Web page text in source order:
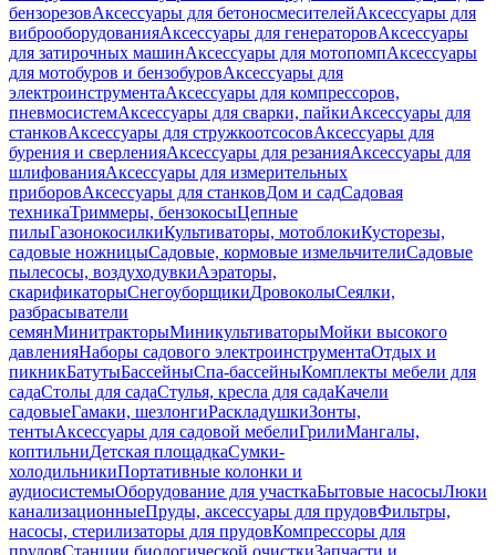
бензорезовАксессуары для бетоносмесителейАксессуары для
виброоборудованияАксессуары для генераторовАксессуары
для затирочных машинАксессуары для мотопомпАксессуары
для мотобуров и бензобуровАксессуары для
электроинструментаАксессуары для компрессоров,
пневмосистемАксессуары для сварки, пайкиАксессуары для
станковАксессуары для стружкоотсосовАксессуары для
бурения и сверленияАксессуары для резанияАксессуары для
шлифованияАксессуары для измерительных
приборовАксессуары для станковДом и садСадовая
техникаТриммеры, бензокосыЦепные
пилыГазонокосилкиКультиваторы, мотоблокиКусторезы,
садовые ножницыСадовые, кормовые измельчителиСадовые
пылесосы, воздуходувкиАэраторы,
скарификаторыСнегоуборщикиДровоколыСеялки,
разбрасыватели
семянМинитракторыМиникультиваторыМойки высокого
давленияНаборы садового электроинструментаОтдых и
пикникБатутыБассейныСпа-бассейныКомплекты мебели для
садаСтолы для садаСтулья, кресла для садаКачели
садовыеГамаки, шезлонгиРаскладушкиЗонты,
тентыАксессуары для садовой мебелиГрилиМангалы,
коптильниДетская площадкаСумки-
холодильникиПортативные колонки и
аудиосистемыОборудование для участкаБытовые насосыЛюки
канализационныеПруды, аксессуары для прудовФильтры,
насосы, стерилизаторы для прудовКомпрессоры для
прудовСтанции биологической очисткиЗапчасти и